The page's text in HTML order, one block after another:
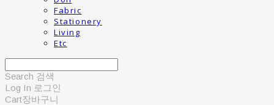
Fabric
Stationery
Living
Etc
Search 검색
Log In 로그인
Cart장바구니